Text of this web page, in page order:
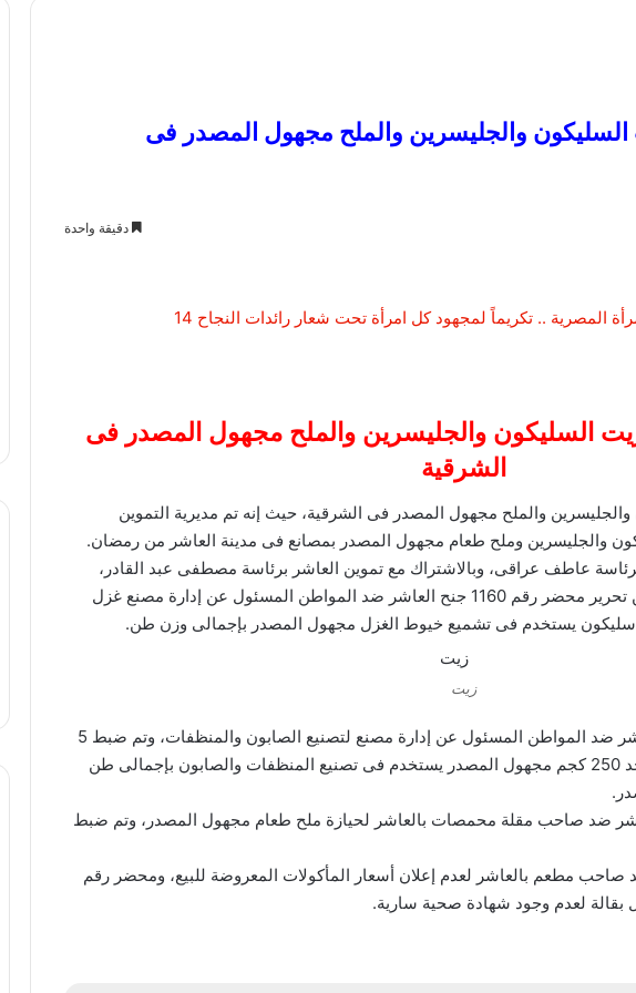
زيت السليكون والجليسرين والملح مجهول المصدر فى
دقيقة واحدة
من زيت السليكون والجليسرين والملح مجهول المصدر فى
الشرقية
والجليسرين والملح مجهول المصدر فى الشرقية، حيث إنه تم مديرية التموين
عاطف عراقى، وبالاشتراك مع تموين العاشر برئاسة مصطفى عبد القادر،
حملة مكبرة، وقد أسفر المرور عن تحرير محضر رقم 1160 جنح العاشر ضد المواطن المسئول عن إدارة مصنع غزل
زيت
وتحرير محضر رقم 1161 جنح العاشر ضد المواطن المسئول عن إدارة مصنع لتصنيع الصابون والمنظفات، وتم ضبط 5
براميل جليسرين زنة البرميل الواحد 250 كجم مجهول المصدر يستخدم فى تصنيع المنظفات والصابون بإجمالى طن
رقم 1162 جنح العاشر ضد صاحب مقلة محمصات بالعاشر لحيازة ملح طعام مجهول المصدر، وتم ضبط
العاشر ضد صاحب مطعم بالعاشر لعدم إعلان أسعار المأكولات المعروضة للبيع، ومحضر رقم